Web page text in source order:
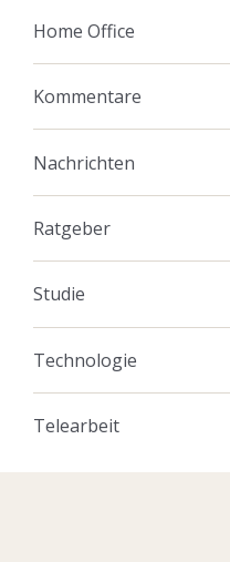
Home Office
Kommentare
Nachrichten
Ratgeber
Studie
Technologie
Telearbeit